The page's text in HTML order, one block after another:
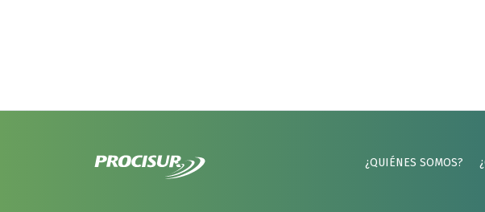
¿QUIÉNES SOMOS?